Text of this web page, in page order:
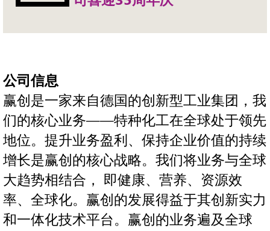
公司信息
赢创是一家来自德国的创新型工业集团，我
们的核心业务——特种化工在全球处于领先
地位。提升业务盈利、保持企业价值的持续
增长是赢创的核心战略。我们将业务与全球
大趋势相结合， 即健康、营养、资源效
率、全球化。赢创的发展得益于其创新实力
和一体化技术平台。赢创的业务遍及全球